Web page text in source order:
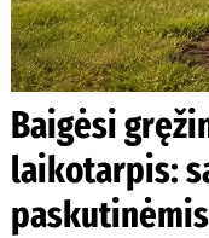
Baigėsi
laikotarpis: